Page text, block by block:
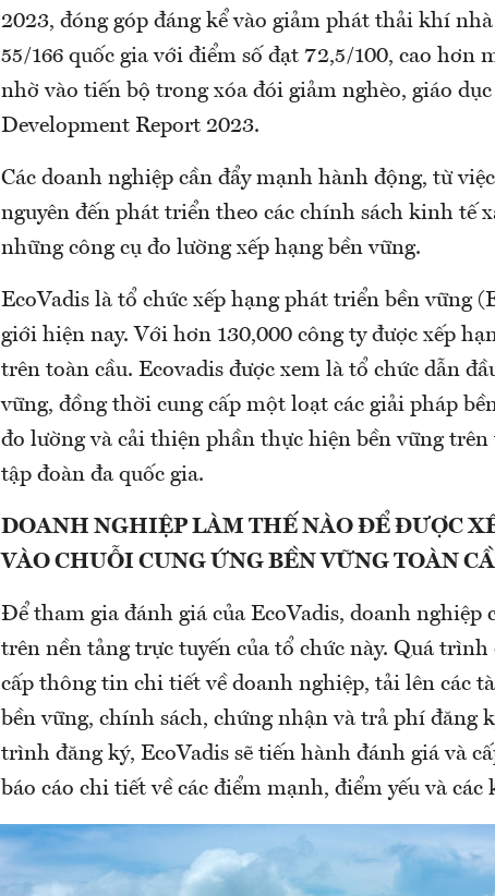
2023, đóng góp đáng kể vào giảm phát thải khí
55/166 quốc gia với điểm số đạt 72,5/100, cao hơn
nhờ vào tiến bộ trong xóa đói giảm nghèo, giáo dục
Development Report 2023.
Các doanh nghiệp cần đẩy mạnh hành động, từ
nguyên đến phát triển theo các chính sách kinh tế
những công cụ đo lường xếp hạng bền vững.
EcoVadis là tổ chức xếp hạng phát triển bền vững
giới hiện nay. Với hơn 130,000 công ty được xếp
trên toàn cầu. Ecovadis được xem là tổ chức dẫn
vững, đồng thời cung cấp một loạt các giải pháp
đo lường và cải thiện phần thực hiện bền vững
tập đoàn đa quốc gia.
DOANH NGHIỆP LÀM THẾ NÀO ĐỂ ĐƯỢC
VÀO CHUỖI CUNG ỨNG BỀN VỮNG TOÀN
Để tham gia đánh giá của EcoVadis, doanh nghiệp
trên nền tảng trực tuyến của tổ chức này. Quá trình
cấp thông tin chi tiết về doanh nghiệp, tải lên các
bền vững, chính sách, chứng nhận và trả phí đăng
trình đăng ký, EcoVadis sẽ tiến hành đánh giá và
báo cáo chi tiết về các điểm mạnh, điểm yếu và